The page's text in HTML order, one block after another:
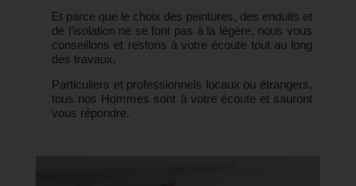
Et parce que le choix des peintures, des enduits et
de l’isolation ne se font pas à la légère, nous vous
conseillons et restons à votre écoute tout au long
des travaux.
Particuliers et professionnels locaux ou étrangers,
tous nos Hommes sont à votre écoute et sauront
vous répondre.